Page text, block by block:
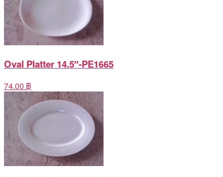
Oval Platter 14.5″-PE1665
74.00 ฿